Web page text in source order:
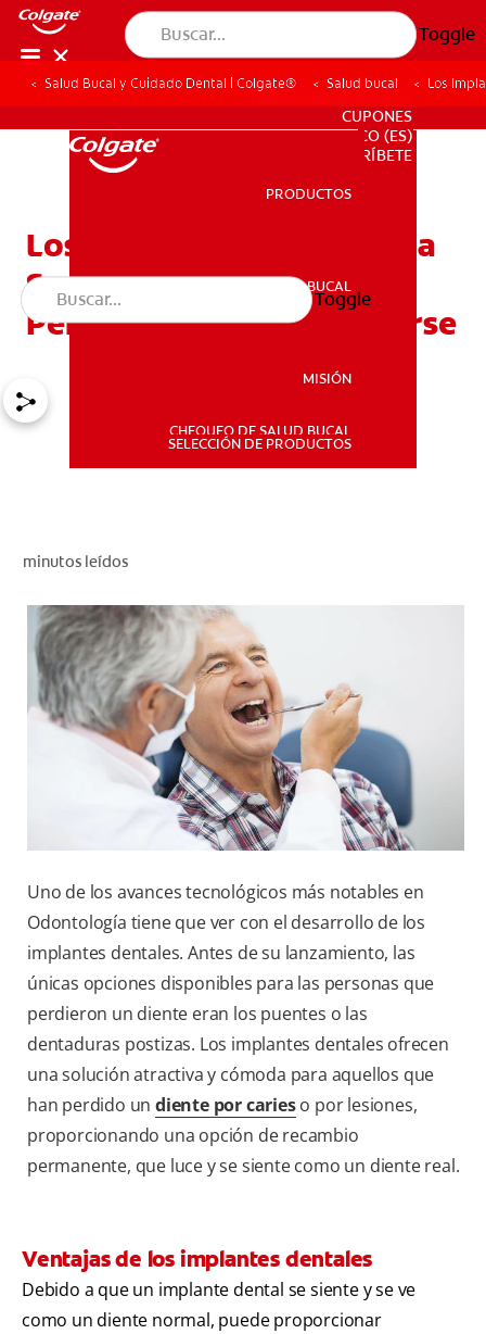
Toggle
SALUD BUCAL
CO (ES)
SUSCRÍBETE
PARA PROFESIONALES
CUPONES
CO (ES)
SUSCRÍBETE
PRODUCTOS
SALUD BUCAL
MISIÓN
CHEQUEO DE SALUD BUCAL
SELECCIÓN DE PRODUCTOS
Toggle
Salud Bucal y Cuidado Dental | Colgate® Salud bucal Los
Los Implantes Dentales: La
Sustitución De Un Diente
Permanente A Considerarse
minutos leídos
Uno de los avances tecnológicos más notables en
Odontología tiene que ver con el desarrollo de los
implantes dentales. Antes de su lanzamiento, las
únicas opciones disponibles para las personas que
perdieron un diente eran los puentes o las
dentaduras postizas. Los implantes dentales ofrecen
una solución atractiva y cómoda para aquellos que
han perdido undiente por carieso por lesiones,
proporcionando una opción de recambio
permanente, que luce y se siente como un diente real.
Ventajas de los implantes dentales
Debido a que un implante dental se siente y se ve
como un diente normal, puede proporcionar